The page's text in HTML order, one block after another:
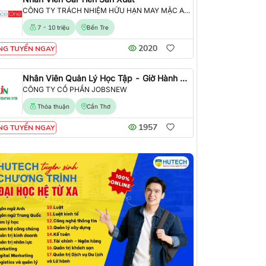
CÔNG TY TRÁCH NHIỆM HỮU HẠN MAY MẶC ALLIANCE ONE
7 - 10 triệu Bến Tre
TUYỂN NGAY 2020
Nhân Viên Quản Lý Học Tập - Giờ Hành Chính
CÔNG TY CỔ PHẦN JOBSNEW
Thỏa thuận Cần Thơ
TUYỂN NGAY 1957